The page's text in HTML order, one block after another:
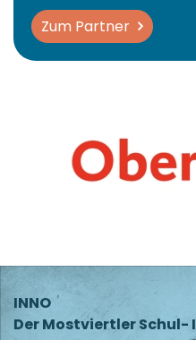
Zum Partner
INNO
Der Mostviertler